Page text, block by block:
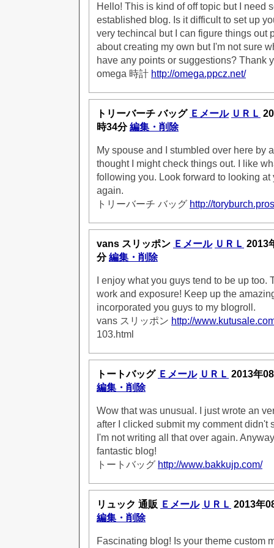
Hello! This is kind of off topic but I need
established blog. Is it difficult to set up
very techincal but I can figure things out
about creating my own but I'm not sure
have any points or suggestions? Thank
omega 時計 http://omega.ppcz.net/
トリーバーチ バッグ Ｅメール ＵＲＬ
時34分編集・削除
My spouse and I stumbled over here by
thought I might check things out. I like
following you. Look forward to looking at
again.
トリーバーチ バッグ http://
vans スリッポン Ｅメール ＵＲＬ 2013
分編集・削除
I enjoy what you guys tend to be up too.
work and exposure! Keep up the
incorporated you guys to my blogroll.
vans スリッポン http://
103.html
トートバッグ Ｅメール ＵＲＬ 2013年
編集・削除
Wow that was unusual. I just wrote an
after I clicked submit my comment didn't
I'm not writing all that over again.
fantastic blog!
トートバッグ http://www.bakkujp.com/
リュック 通販 Ｅメール ＵＲＬ 2013年
編集・削除
Fascinating blog! Is your theme custom